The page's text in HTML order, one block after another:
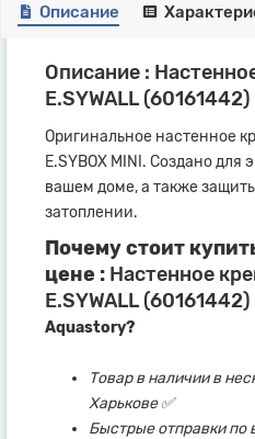
Описание
Описание :
E.SYWALL (60161442)
Оригинальное настенное
E.SYBOX MINI. Создано для
вашем доме, а также
затоплении.
Почему стоит
цене : Настенное
E.SYWALL (60161442)
Aquastory?
Товар в наличии в
Харькове ✅
Быстрые отправки по